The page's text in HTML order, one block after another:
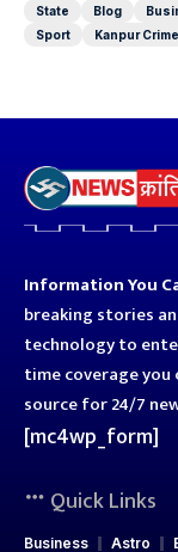
State
Blog
Sport
Kanpur
Information You
breaking stories
technology to
time coverage you
source for 24/7
[mc4wp_form]
Quick Links
Business Astro